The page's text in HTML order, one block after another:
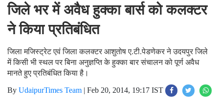
जिले भर में अवैध हुक्का बार्स को कलक्टर
ने किया प्रतिबंधित
जिला मजिस्ट्रेट एवं जिला कलक्टर आशुतोष ए.टी.पेडणेकर ने उदयपुर जिले
में किसी भी स्थल पर बिना अनुज्ञप्ति के हुक्का बार संचालन को पूर्ण अवैध
मानते हुए प्रतिबंधित किया है।
By UdaipurTimes Team | Feb 20, 2014, 19:17 IST